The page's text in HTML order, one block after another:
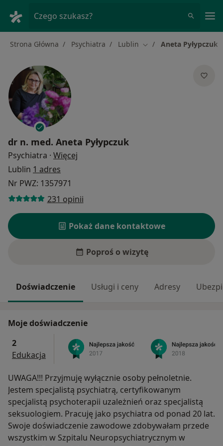
Czego szukasz?
Strona Główna Psychiatra Lublin Zmień miasto
Aneta Pyłypczuk
dr n. med. Aneta Pyłypczuk
Psychiatra · Więcej
Lublin 1 adres
Nr PWZ: 1357971
231 opinii
Pokaż dane kontaktowe
Poproś o wizytę
Doświadczenie Usługi i ceny Adresy
Moje doświadczenie
2
Edukacja
UWAGA!!! Przyjmuję wyłącznie osoby pełnoletnie.
Jestem specjalistą psychiatrą, certyfikowanym
specjalistą psychoterapii uzależnień oraz specjalistą
seksuologiem. Pracuję jako psychiatra od ponad 20 lat.
Swoje doświadczenie zawodowe zdobywałam przede
wszystkim w Szpitalu Neuropsychiatrycznym w